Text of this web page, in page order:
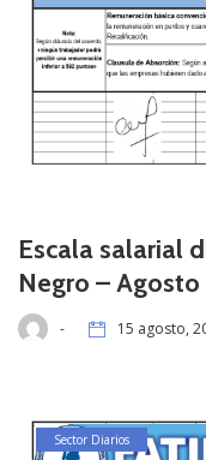
Escala salarial
Negro –
- 15 agosto,
Sector Diarios